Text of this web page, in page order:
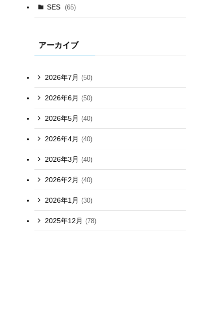
SES (65)
アーカイブ
2026年7月 (50)
2026年6月 (50)
2026年5月 (40)
2026年4月 (40)
2026年3月 (40)
2026年2月 (40)
2026年1月 (30)
2025年12月 (78)